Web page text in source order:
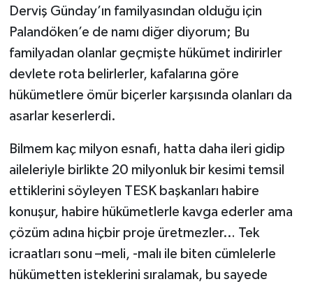
Derviş Günday’ın familyasından olduğu için
Palandöken’e de namı diğer diyorum; Bu
familyadan olanlar geçmişte hükümet indirirler
devlete rota belirlerler, kafalarına göre
hükümetlere ömür biçerler karşısında olanları da
asarlar keserlerdi.
Bilmem kaç milyon esnafı, hatta daha ileri gidip
aileleriyle birlikte 20 milyonluk bir kesimi temsil
ettiklerini söyleyen TESK başkanları habire
konuşur, habire hükümetlerle kavga ederler ama
çözüm adına hiçbir proje üretmezler… Tek
icraatları sonu –meli, -malı ile biten cümlelerle
hükümetten isteklerini sıralamak, bu sayede